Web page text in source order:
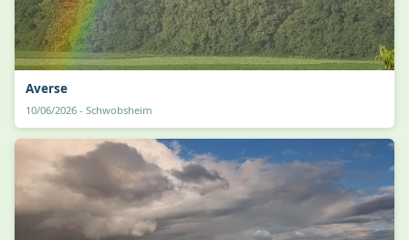
Averse
10/06/2026 - Schwobsheim